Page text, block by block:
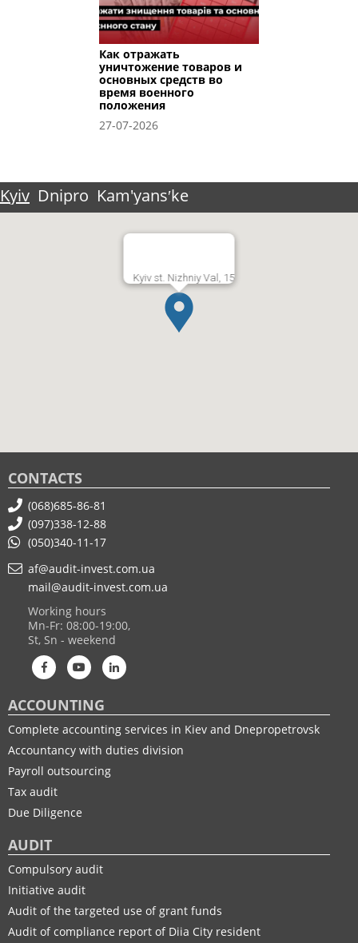
Как отражать
уничтожение товаров и
основных средств во
время военного
положения
27-07-2026
Kyiv Dnipro Kam'yansʹke
Kyiv st. Nizhniy Val, 15
CONTACTS
(068)685-86-81
(097)338-12-88
(050)340-11-17
af@audit-invest.com.ua
mail@audit-invest.com.ua
Working hours
Mn-Fr: 08:00-19:00,
St, Sn - weekend
ACCOUNTING
Complete accounting services in Kiev and Dnepropetrovsk
Accountancy with duties division
Payroll outsourcing
Tax audit
Due Diligence
AUDIT
Compulsory audit
Initiative audit
Audit of the targeted use of grant funds
Audit of compliance report of Diia City resident